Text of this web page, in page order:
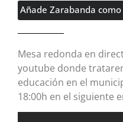
Añade Zarabanda
Mesa redonda en
youtube donde
educación en el
18:00h en el siguiente